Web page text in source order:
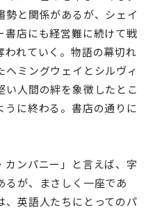
と関係があるが、シェイ
書店にも経営難に続けて戦
れていく。物語の幕切れ
ヘミングウェイとシルヴィ
い人間の絆を象徴したとこ
うに終わる。書店の通りに
ンパニー」と言えば、字
るが、まさしく一座であ
、英語人たちにとってのパ